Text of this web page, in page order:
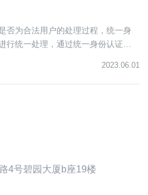
否为合法用户的处理过程，统一身
行统一处理，通过统一身份认证，
2023.06.01
4号碧园大厦b座19楼